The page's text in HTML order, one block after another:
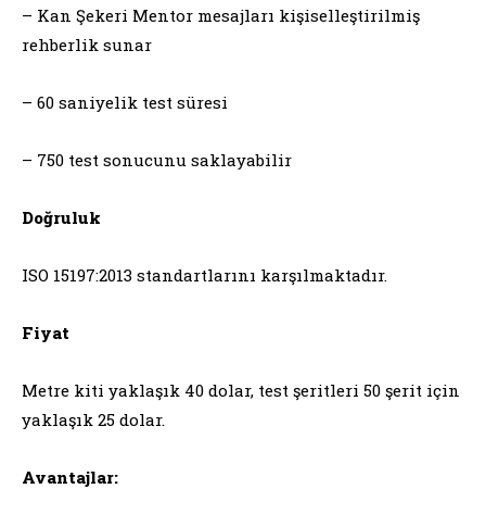
– Kan Şekeri Mentor mesajları kişiselleştirilmiş
rehberlik sunar
– 60 saniyelik test süresi
– 750 test sonucunu saklayabilir
Doğruluk
ISO 15197:2013 standartlarını karşılmaktadır.
Fiyat
Metre kiti yaklaşık 40 dolar, test şeritleri 50 şerit için
yaklaşık 25 dolar.
Avantajlar: